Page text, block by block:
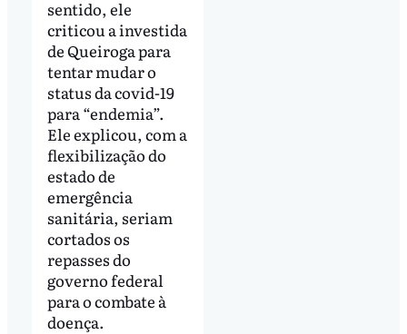
sentido, ele
criticou a investida
de Queiroga para
tentar mudar o
status da covid-19
para “endemia”.
Ele explicou, com a
flexibilização do
estado de
emergência
sanitária, seriam
cortados os
repasses do
governo federal
para o combate à
doença.